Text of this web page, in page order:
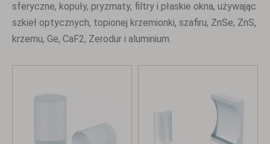
sferyczne, kopuły, pryzmaty, filtry i płaskie okna, używając
szkieł optycznych, topionej krzemionki, szafiru, ZnSe, ZnS,
krzemu, Ge, CaF2, Zerodur i aluminium.